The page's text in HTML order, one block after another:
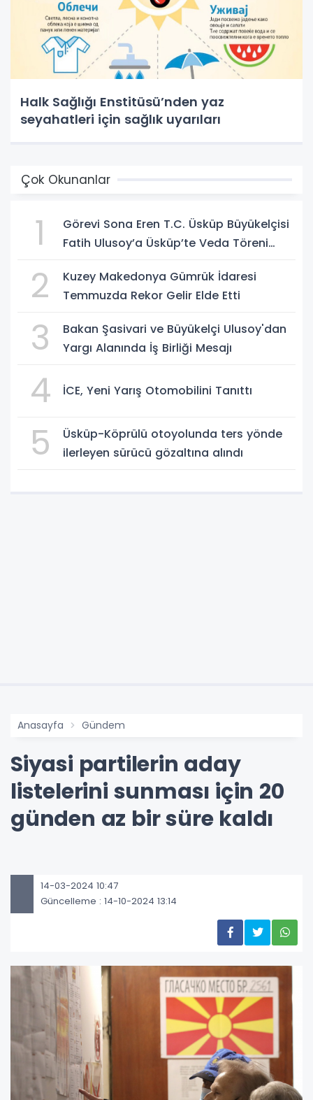
Halk Sağlığı Enstitüsü’nden yaz
seyahatleri için sağlık uyarıları
Çok Okunanlar
1
Görevi Sona Eren T.C. Üsküp Büyükelçisi
Fatih Ulusoy’a Üsküp’te Veda Töreni
2
Kuzey Makedonya Gümrük İdaresi
Temmuzda Rekor Gelir Elde Etti
3
Bakan Şasivari ve Büyükelçi Ulusoy'dan
Yargı Alanında İş Birliği Mesajı
4 İCE, Yeni Yarış Otomobilini Tanıttı
5
Üsküp-Köprülü otoyolunda ters yönde
ilerleyen sürücü gözaltına alındı
Anasayfa Gündem
Siyasi partilerin aday
listelerini sunması için 20
günden az bir süre kaldı
14-03-2024 10:47
Güncelleme : 14-10-2024 13:14